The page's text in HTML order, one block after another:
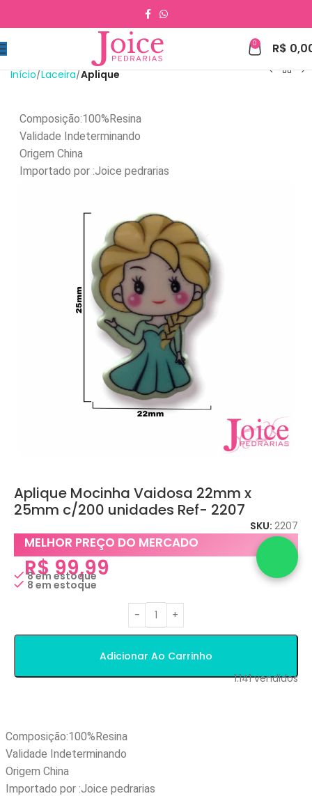
0 R$
Início Laceira Aplique
Composição:100%Resina
Validade Indeterminando
Origem China
Importado por :Joice pedrarias
Aplique Mocinha Vaidosa 22mm x
25mm c/200 unidades Ref- 2207
SKU: 2207
MELHOR PREÇO DO MERCADO
R$99,99
8 em estoque
8 em estoque
Adicionar Ao Carrinho
1.141vendidos
Composição:100%Resina
Validade Indeterminando
Origem China
Importado por :Joice pedrarias